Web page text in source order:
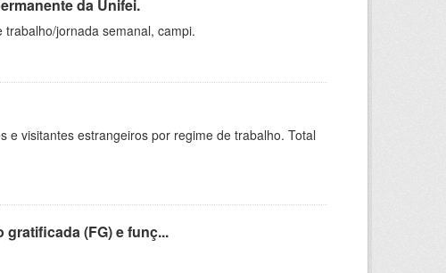
da Unifei.
jornada semanal, campi.
e visitantes estrangeiros por regime de trabalho. Total
(FG) e funç...